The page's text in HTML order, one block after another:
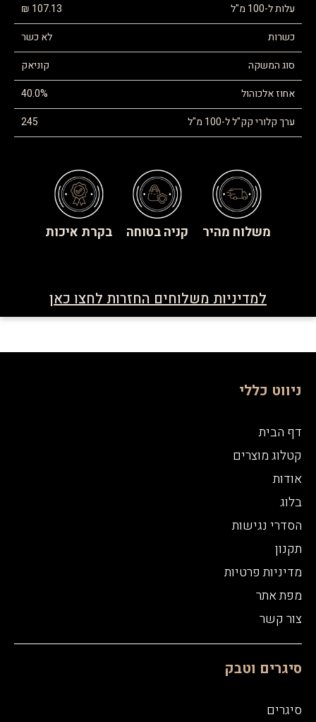
עלות ל-100 מ"ל
107.13 ₪
כשרות
לא כשר
סוג המשקה
קוניאק
אחוז אלכוהול
40.0%
ערך קלורי קק"ל ל-100 מ"ל
245
משלוח מהיר קניה בטוחה בקרת איכות
למדיניות משלוחים החזרות לחצו כאן
ניווט כללי
דף הבית
קטלוג מוצרים
אודות
בלוג
הסדרי נגישות
תקנון
מדיניות פרטיות
מפת אתר
צור קשר
סיגרים וטבק
סיגרים